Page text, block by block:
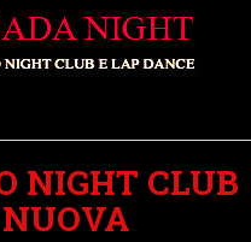
NIGHT CLUB